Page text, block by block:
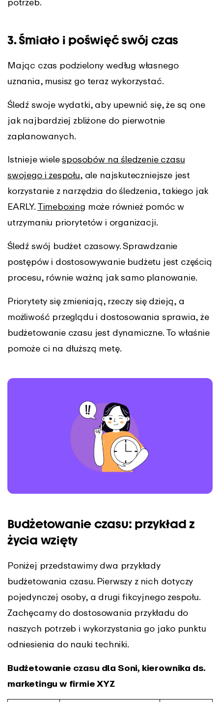
3. Śmiało i poświęć swój czas
Mając czas podzielony według własnego
uznania, musisz go teraz wykorzystać.
Śledź swoje wydatki, aby upewnić się, że są one
jak najbardziej zbliżone do pierwotnie
zaplanowanych.
Istnieje wielesposobów na śledzenie czasu
swojego i zespołu, ale najskuteczniejsze jest
korzystanie z narzędzia do śledzenia, takiego jak
EARLY. Timeboxing może również pomóc w
utrzymaniu priorytetów i organizacji.
Śledź swój budżet czasowy. Sprawdzanie
postępów i dostosowywanie budżetu jest częścią
procesu, równie ważną jak samo planowanie.
Priorytety się zmieniają, rzeczy się dzieją, a
możliwość przeglądu i dostosowania sprawia, że
budżetowanie czasu jest dynamiczne. To właśnie
pomoże ci na dłuższą metę.
Budżetowanie czasu: przykład z
życia wzięty
Poniżej przedstawimy dwa przykłady
budżetowania czasu. Pierwszy z nich dotyczy
pojedynczej osoby, a drugi fikcyjnego zespołu.
Zachęcamy do dostosowania przykładu do
naszych potrzeb i wykorzystania go jako punktu
odniesienia do nauki techniki.
Budżetowanie czasu dla Soni, kierownika ds.
marketingu w firmie XYZ